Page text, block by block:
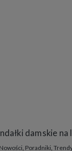
damskie
Nowości, Poradniki, Trendy